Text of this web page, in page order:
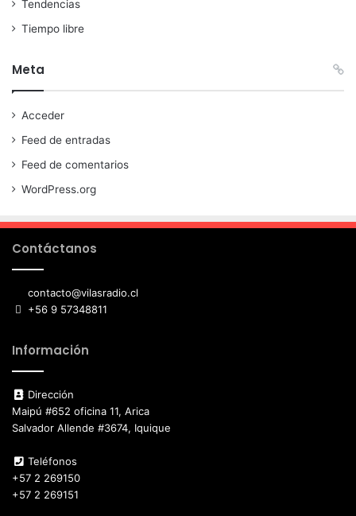
Tendencias
Tiempo libre
Meta
Acceder
Feed de entradas
Feed de comentarios
WordPress.org
Contáctanos
contacto@vilasradio.cl
+56 9 57348811
Información
Dirección
Maipú #652 oficina 11, Arica
Salvador Allende #3674, Iquique
Teléfonos
+57 2 269150
+57 2 269151